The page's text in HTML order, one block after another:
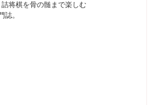
将棋を骨の髄まで楽しむ
誌。